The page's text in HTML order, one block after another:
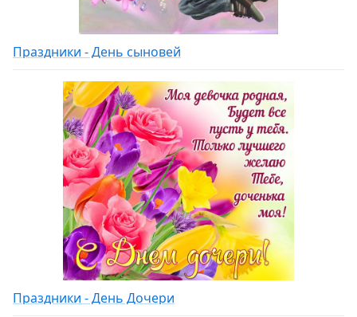
Праздники - День сыновей
Праздники - День Дочери